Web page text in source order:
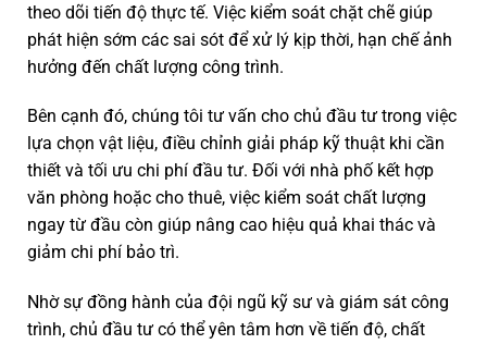
theo dõi tiến độ thực tế. Việc kiểm soát chặt chẽ giúp
phát hiện sớm các sai sót để xử lý kịp thời, hạn chế ảnh
hưởng đến chất lượng công trình.
Bên cạnh đó, chúng tôi tư vấn cho chủ đầu tư trong việc
lựa chọn vật liệu, điều chỉnh giải pháp kỹ thuật khi cần
thiết và tối ưu chi phí đầu tư. Đối với nhà phố kết hợp
văn phòng hoặc cho thuê, việc kiểm soát chất lượng
ngay từ đầu còn giúp nâng cao hiệu quả khai thác và
giảm chi phí bảo trì.
Nhờ sự đồng hành của đội ngũ kỹ sư và giám sát công
trình, chủ đầu tư có thể yên tâm hơn về tiến độ, chất